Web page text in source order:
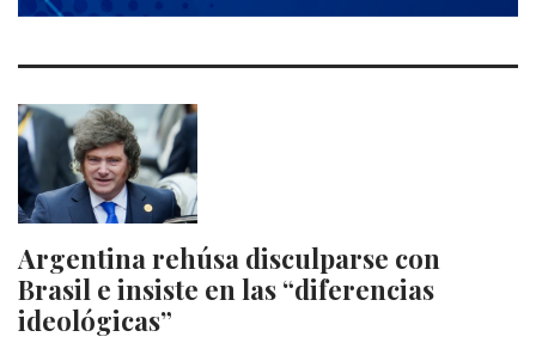
Argentina rehúsa disculparse con
Brasil e insiste en las “diferencias
ideológicas”